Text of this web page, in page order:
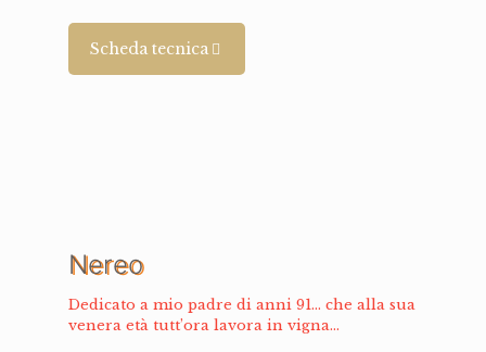
Scheda tecnica
Nereo
Dedicato a mio padre di anni 91... che alla sua
venera età tutt’ora lavora in vigna...